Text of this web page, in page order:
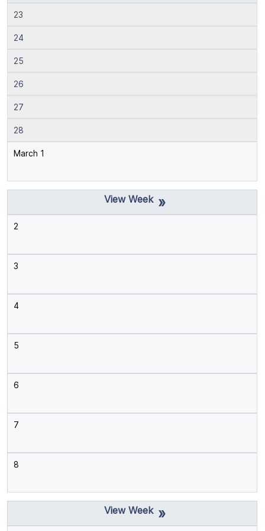
23
24
25
26
27
28
March 1
»
2
3
4
5
6
7
8
»